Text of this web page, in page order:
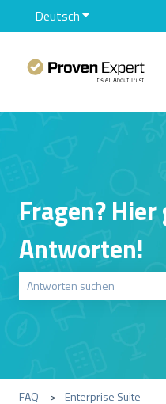
DeutschUntermenü für
Fragen?
Antworten!
FAQ Enterprise Suite